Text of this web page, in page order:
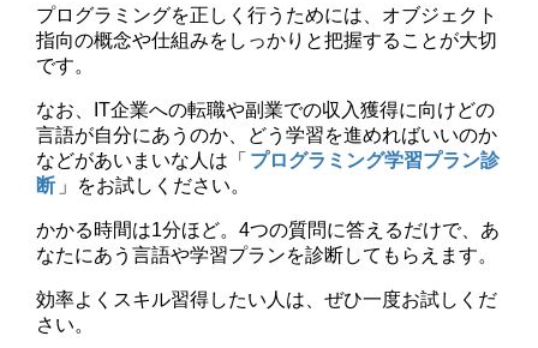
プログラミングを正しく行うためには、オブジェクト
指向の概念や仕組みをしっかりと把握することが大切
です。
なお、IT企業への転職や副業での収入獲得に向けどの
言語が自分にあうのか、どう学習を進めればいいのか
などがあいまいな人は「 プログラミング学習プラン診
断 」をお試しください。
かかる時間は1分ほど。4つの質問に答えるだけで、あ
なたにあう言語や学習プランを診断してもらえます。
効率よくスキル習得したい人は、ぜひ一度お試しくだ
さい。